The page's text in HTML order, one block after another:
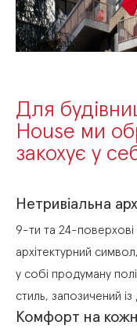
Для
House ми
закохує у
Нетривіальна
9-ти та 24-поверхові
архітектурний символ,
у собі продуману
стиль, запозичений із
Комфорт на